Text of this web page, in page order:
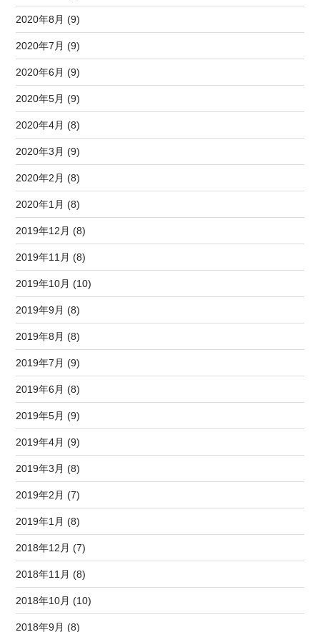
2020年8月 (9)
2020年7月 (9)
2020年6月 (9)
2020年5月 (9)
2020年4月 (8)
2020年3月 (9)
2020年2月 (8)
2020年1月 (8)
2019年12月 (8)
2019年11月 (8)
2019年10月 (10)
2019年9月 (8)
2019年8月 (8)
2019年7月 (9)
2019年6月 (8)
2019年5月 (9)
2019年4月 (9)
2019年3月 (8)
2019年2月 (7)
2019年1月 (8)
2018年12月 (7)
2018年11月 (8)
2018年10月 (10)
2018年9月 (8)